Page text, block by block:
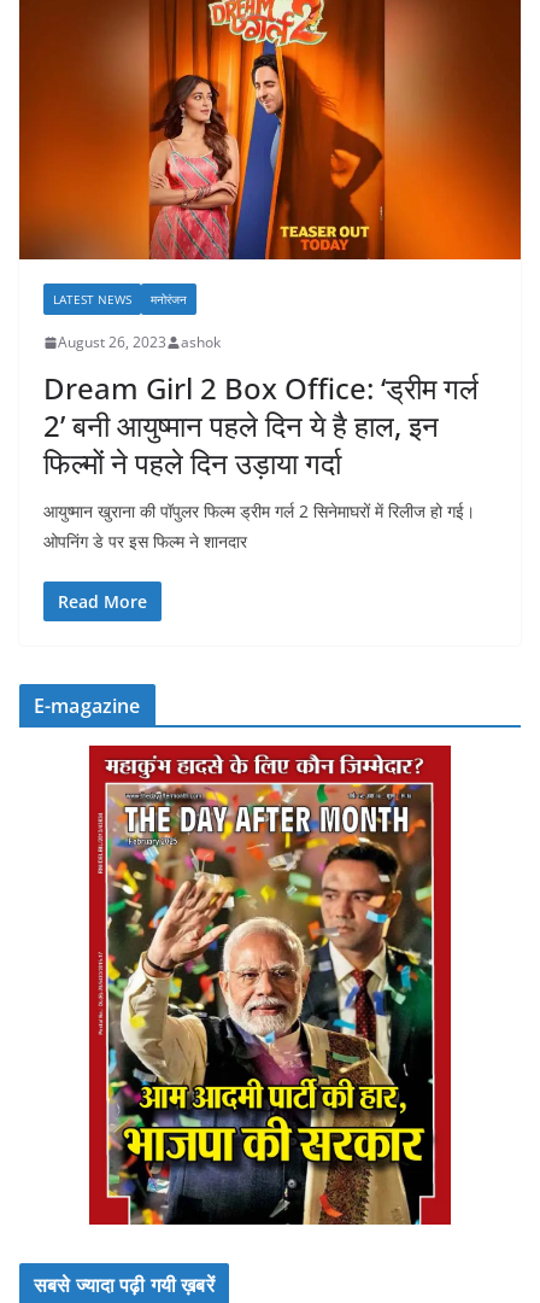
LATEST NEWS मनोरंजन
August 26, 2023 ashok
Dream Girl 2 Box Office: ‘ड्रीम गर्ल
2’ बनी आयुष्मान पहले दिन ये है हाल, इन
फिल्मों ने पहले दिन उड़ाया गर्दा
आयुष्मान खुराना की पॉपुलर फिल्म ड्रीम गर्ल 2 सिनेमाघरों में रिलीज हो गई।
ओपनिंग डे पर इस फिल्म ने शानदार
Read More
E-magazine
सबसे ज्यादा पढ़ी गयी ख़बरें